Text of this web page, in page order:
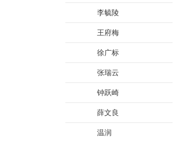
李毓陵
王府梅
徐广标
张瑞云
钟跃崎
薛文良
温润